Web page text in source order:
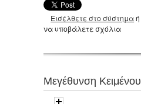
Εισέλθετε στο σύστημαή
να υποβάλετε σχόλια
Μεγέθυνση Κειμένου